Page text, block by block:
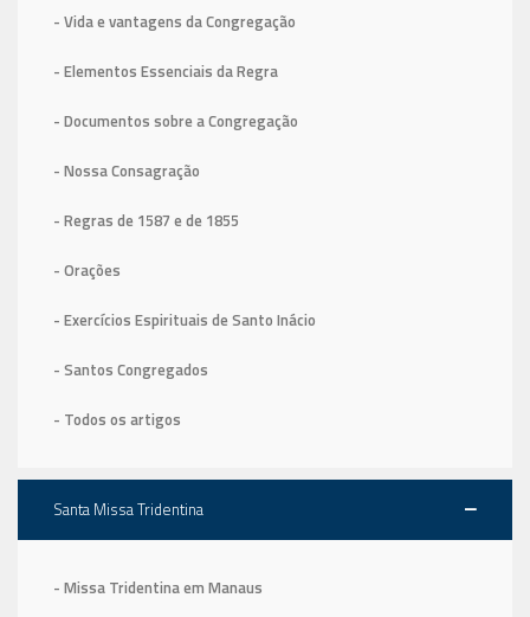
- Vida e vantagens da Congregação
- Elementos Essenciais da Regra
- Documentos sobre a Congregação
- Nossa Consagração
- Regras de 1587 e de 1855
- Orações
- Exercícios Espirituais de Santo Inácio
- Santos Congregados
- Todos os artigos
Santa Missa Tridentina
- Missa Tridentina em Manaus